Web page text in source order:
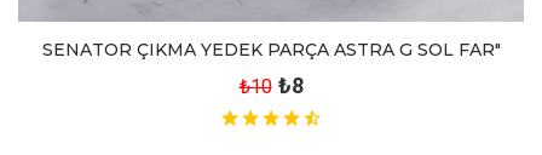
SENATOR ÇIKMA YEDEK PARÇA ASTRA G SOL FAR"
₺10 ₺8